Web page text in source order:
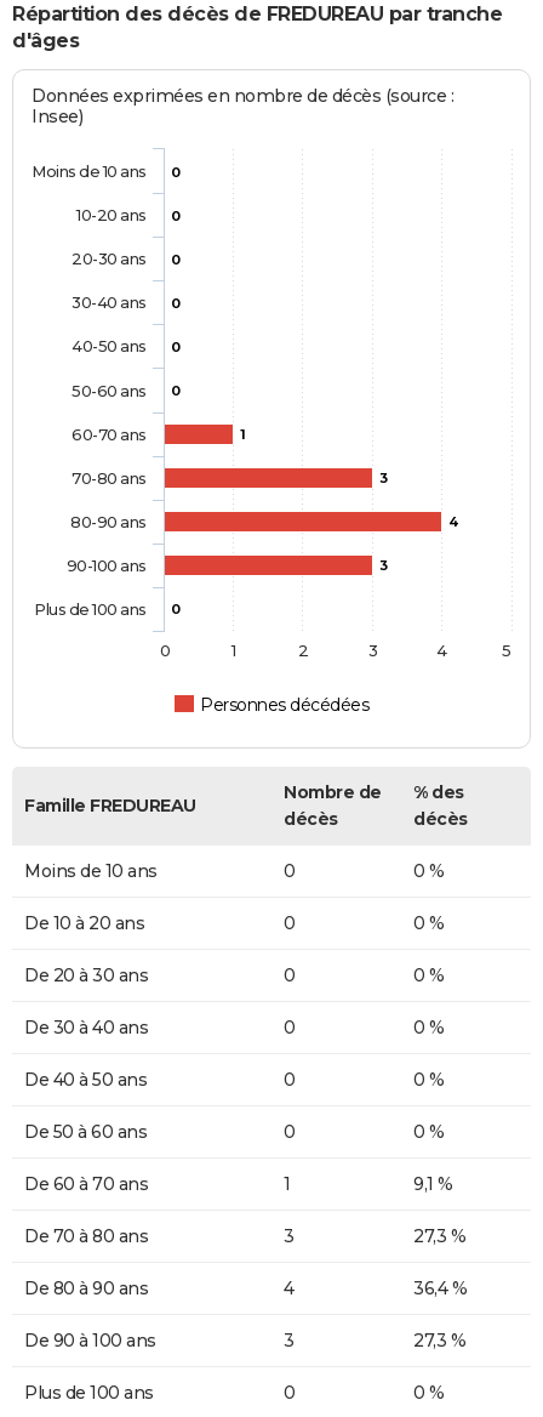
Répartition des décès de FREDUREAU par tranche
d'âges
Données exprimées en nombre de décès (source :
Insee)
0
0
0
0
0
0
1
3
4
3
0
Personnes décédées
Moins de 10 ans
10-20 ans
20-30 ans
30-40 ans
40-50 ans
50-60 ans
60-70 ans
70-80 ans
80-90 ans
90-100 ans
Plus de 100 ans
0 1 2 3 4 5
Famille FREDUREAU
Nombre de
décès
% des
décès
Moins de 10 ans 0 0 %
De 10 à 20 ans 0 0 %
De 20 à 30 ans 0 0 %
De 30 à 40 ans 0 0 %
De 40 à 50 ans 0 0 %
De 50 à 60 ans 0 0 %
De 60 à 70 ans 1 9,1 %
De 70 à 80 ans 3 27,3 %
De 80 à 90 ans 4 36,4 %
De 90 à 100 ans 3 27,3 %
Plus de 100 ans 0 0 %